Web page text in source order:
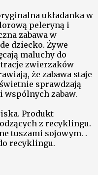
układanka w
peleryną i
zabawa w
dziecko. Żywe
maluchy do
zwierzaków
że zabawa staje
sprawdzają
wspólnych zabaw.
Produkt
z recyklingu.
tuszami sojowym. .
recyklingu.